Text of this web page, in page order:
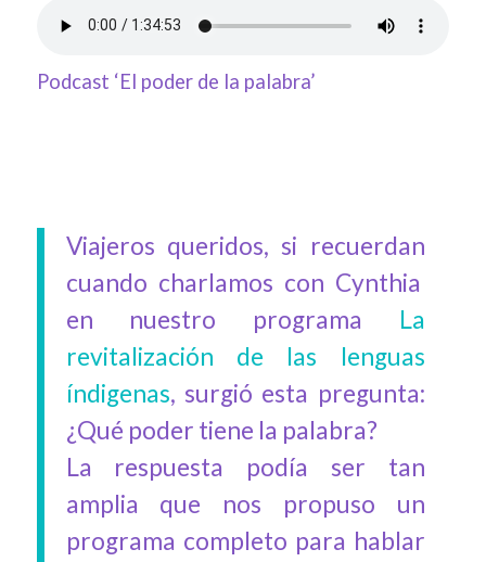
Podcast ‘El poder de la palabra’
Viajeros queridos, si recuerdan
cuando charlamos con Cynthia
en nuestro programa La
revitalización de las lenguas
índigenas, surgió esta pregunta:
¿Qué poder tiene la palabra?
La respuesta podía ser tan
amplia que nos propuso un
programa completo para hablar